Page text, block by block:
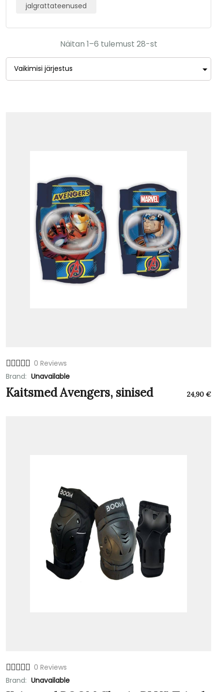
jalgrattateenused
Näitan 1–6 tulemust 28-st
0 Reviews
Brand: Unavailable
Kaitsmed Avengers, sinised 24,90 €
0 Reviews
Brand: Unavailable